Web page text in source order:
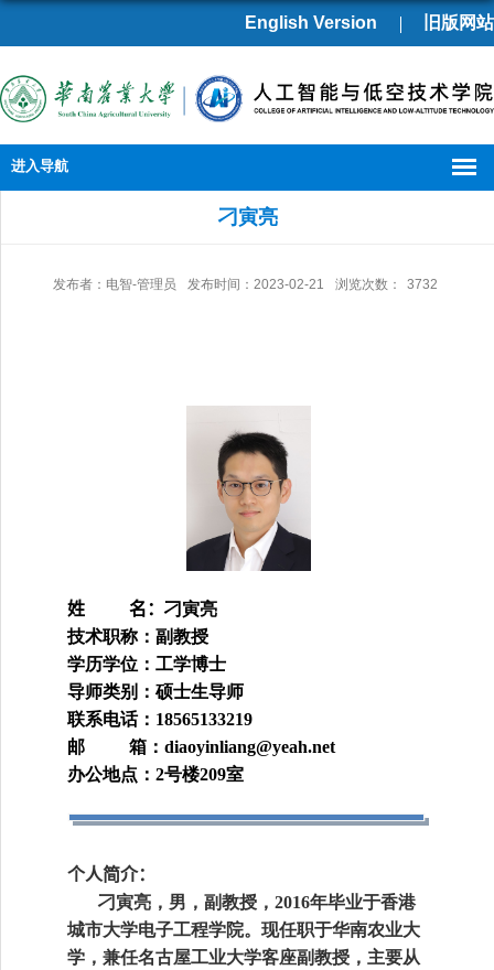
English Version 旧版网站
进入导航
刁寅亮
发布者：电智-管理员 发布时间：2023-02-21 浏览次数： 3732
姓 名：刁寅亮
技术职称：副教授
学历学位：工学博士
导师类别：硕士生导师
联系电话： 18565133219
邮 箱： diaoyinliang@yeah.net
办公地点： 2号楼209室
个人简介：
刁寅亮，男，副教授， 2016年毕业于香港
城市大学电子工程学院。现任职于华南农业大
学，兼任名古屋工业大学客座副教授，主要从